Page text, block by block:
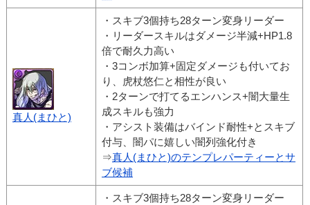
真人(まひと)
・スキブ3個持ち28ターン変身リーダー
・リーダースキルはダメージ半減+HP1.8
倍で耐久力高い
・3コンボ加算+固定ダメージも付いてお
り、虎杖悠仁と相性が良い
・2ターンで打てるエンハンス+闇大量生
成スキルも強力
・アシスト装備はバインド耐性+とスキブ
付与、闇パに嬉しい闇列強化付き
⇒真人(まひと)のテンプレパーティーとサ
ブ候補
・スキブ3個持ち28ターン変身リーダー